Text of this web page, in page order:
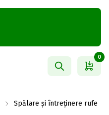
0
Spălare și întreținere rufe